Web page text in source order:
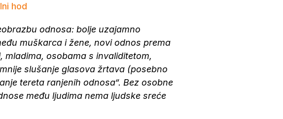
hod
odnosa: bolje uzajamno
muškarca i žene, novi odnos prema
mladima, osobama s invaliditetom,
slušanje glasova žrtava (posebno
tereta ranjenih odnosa“. Bez osobne
među ljudima nema ljudske sreće